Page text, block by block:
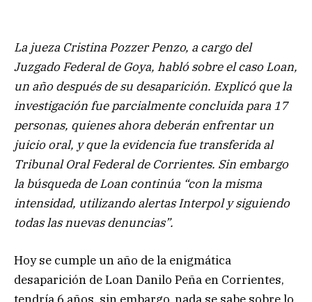
La jueza Cristina Pozzer Penzo, a cargo del
Juzgado Federal de Goya, habló sobre el caso Loan,
un año después de su desaparición. Explicó que la
investigación fue parcialmente concluida para 17
personas, quienes ahora deberán enfrentar un
juicio oral, y que la evidencia fue transferida al
Tribunal Oral Federal de Corrientes. Sin embargo
la búsqueda de Loan continúa “con la misma
intensidad, utilizando alertas Interpol y siguiendo
todas las nuevas denuncias”.
Hoy se cumple un año de la enigmática
desaparición de Loan Danilo Peña en Corrientes,